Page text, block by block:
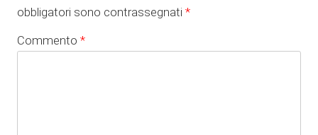
obbligatori sono contrassegnati *
Commento *